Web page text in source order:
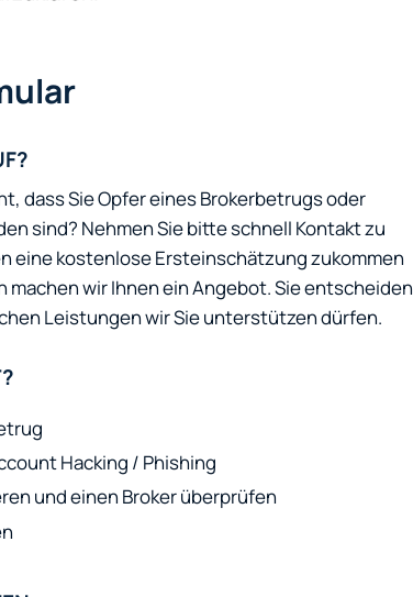
dass Sie Opfer eines Brokerbetrugs oder
sind? Nehmen Sie bitte schnell Kontakt zu
eine kostenlose Ersteinschätzung zukommen
machen wir Ihnen ein Angebot. Sie entscheiden
Leistungen wir Sie unterstützen dürfen.
Hacking / Phishing
und einen Broker überprüfen